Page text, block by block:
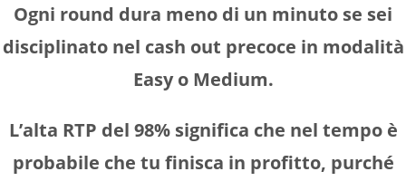
Ogni round dura meno di un minuto se sei
disciplinato nel cash out precoce in modalità
Easy o Medium.
L’alta RTP del 98% significa che nel tempo è
probabile che tu finisca in profitto, purché